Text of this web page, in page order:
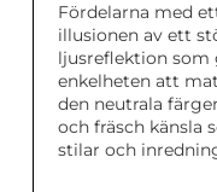
Fördelarna med
illusionen av ett
ljusreflektion som
enkelheten att
den neutrala
och fräsch känsla
stilar och